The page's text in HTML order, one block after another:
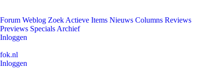
Forum Weblog Zoek Actieve Items Nieuws Columns Reviews
Previews Specials Archief
Inloggen
fok.nl
Inloggen